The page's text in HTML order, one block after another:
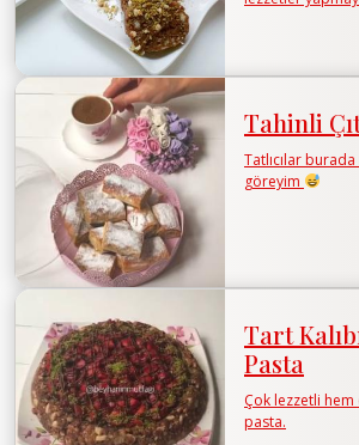
Tahinli
Tatlıcılar burada
göreyim
Tart
Pasta
Çok lezzetli
pasta.